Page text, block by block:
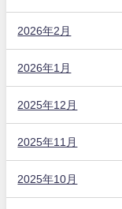
2026年2月
2026年1月
2025年12月
2025年11月
2025年10月